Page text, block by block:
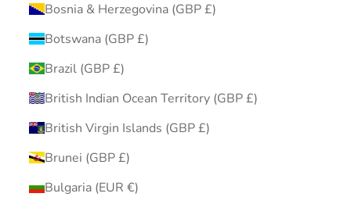
Bosnia & Herzegovina (GBP £)
Botswana (GBP £)
Brazil (GBP £)
British Indian Ocean Territory (GBP £)
British Virgin Islands (GBP £)
Brunei (GBP £)
Bulgaria (EUR €)